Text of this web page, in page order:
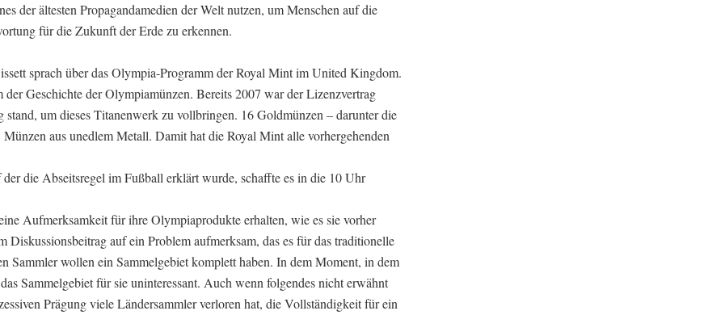
der ältesten Propagandamedien der Welt nutzen, um Menschen auf die
für die Zukunft der Erde zu erkennen.
sprach über das Olympia-Programm der Royal Mint im United Kingdom.
Geschichte der Olympiamünzen. Bereits 2007 war der Lizenzvertrag
um dieses Titanenwerk zu vollbringen. 16 Goldmünzen – darunter die
aus unedlem Metall. Damit hat die Royal Mint alle vorhergehenden
die Abseitsregel im Fußball erklärt wurde, schaffte es in die 10 Uhr
Aufmerksamkeit für ihre Olympiaprodukte erhalten, wie es sie vorher
auf ein Problem aufmerksam, das es für das traditionelle
Sammler wollen ein Sammelgebiet komplett haben. In dem Moment, in dem
Sammelgebiet für sie uninteressant. Auch wenn folgendes nicht erwähnt
Prägung viele Ländersammler verloren hat, die Vollständigkeit für ein